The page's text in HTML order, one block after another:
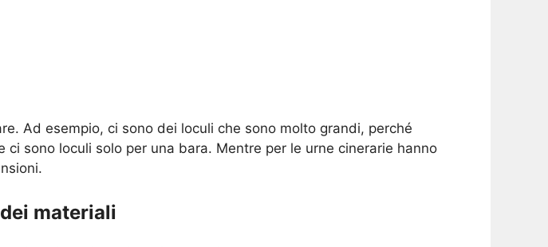
Ad esempio, ci sono dei loculi che sono molto grandi, perché
sono loculi solo per una bara. Mentre per le urne cinerarie hanno
materiali